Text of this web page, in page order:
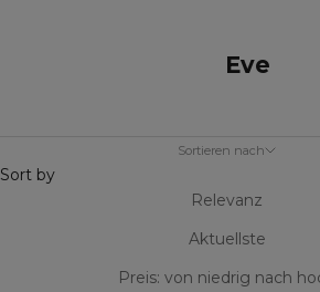
Eve
Sortieren nach
Sort by
Relevanz
Aktuellste
Preis: von niedrig nach